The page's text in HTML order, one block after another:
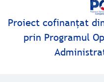
Proiect cofinanţat
prin Programul